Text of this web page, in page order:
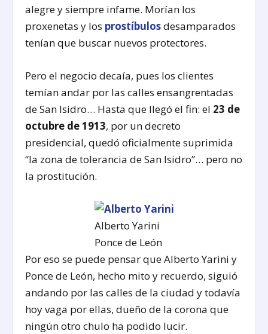
alegre y siempre infame. Morían los
proxenetas y los prostíbulosdesamparados
tenían que buscar nuevos protectores.
Pero el negocio decaía, pues los clientes
temían andar por las calles ensangrentadas
de San Isidro… Hasta que llegó el fin: el 23 de
octubre de 1913, por un decreto
presidencial, quedó oficialmente suprimida
“la zona de tolerancia de San Isidro”… pero no
la prostitución.
Alberto Yarini
Ponce de León
Por eso se puede pensar que Alberto Yarini y
Ponce de León, hecho mito y recuerdo, siguió
andando por las calles de la ciudad y todavía
hoy vaga por ellas, dueño de la corona que
ningún otro chulo ha podido lucir.